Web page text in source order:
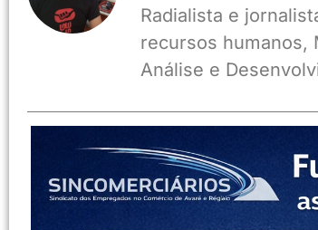
Radialista e
recursos humanos,
Análise e